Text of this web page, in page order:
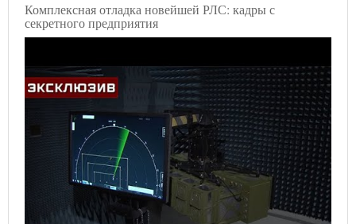
Комплексная отладка новейшей РЛС: кадры с
секретного предприятия